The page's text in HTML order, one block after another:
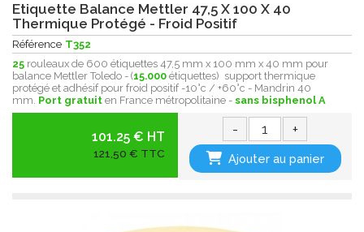
Etiquette Balance Mettler 47,5 X 100 X 40
Thermique Protégé - Froid Positif
Référence T352
25 rouleaux de 600 étiquettes 47,5 mm x 100 mm x 40 mm pour
balance Mettler Toledo - (15.000 étiquettes) support thermique
protégé et adhésif pour froid positif -10°c / +60°c - Mandrin 40
mm. Port gratuit en France métropolitaine - sans bisphenol A
101.25 € HT
121,50 € TTC
- +
Ajouter au panier